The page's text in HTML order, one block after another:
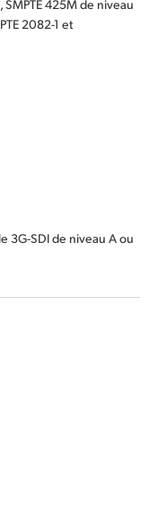
SMPTE 425M de niveau
2082-1 et
3G-SDI de niveau A ou